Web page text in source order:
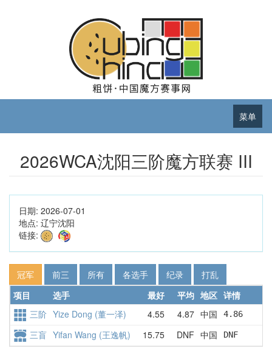
菜单
2026WCA沈阳三阶魔方联赛 III
日期: 2026-07-01
地点: 辽宁沈阳
链接:
冠军 前三 所有 各选手 纪录
打乱
项目
选手 最好 平均 地区 详情
三阶 Yize Dong (董一泽) 4.55 4.87 中国 4.86
三盲 Yifan Wang (王逸帆) 15.75 DNF 中国 DNF